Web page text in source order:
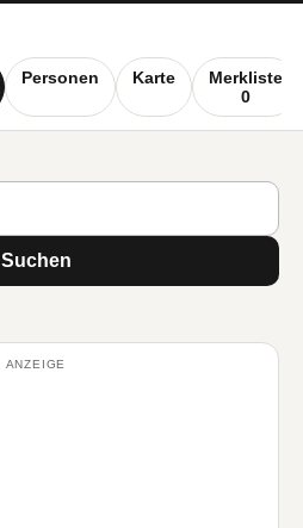
Personen Karte
Merkliste
0
Suchen
ANZEIGE